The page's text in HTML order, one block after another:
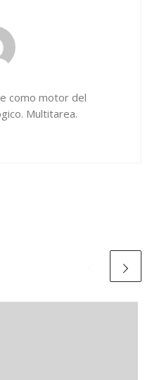
como motor del
Multitarea.